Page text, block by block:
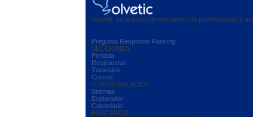
Solvetic es el punto de encuentro de profesionales y
Pregunta Responde Ranking
SECCIONES
Portada
Respuestas
Tutoriales
Cursos
OTROS ENLACES
Sitemap
Explorador
Calendario
BUSCADOR